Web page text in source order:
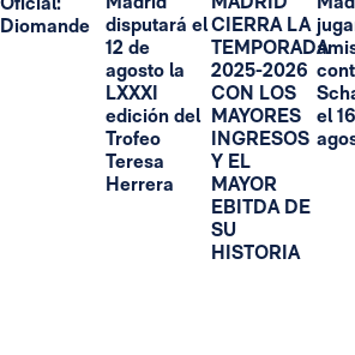
Diomande
disputará el
12 de
agosto la
LXXXI
edición del
Trofeo
Teresa
Herrera
CIERRA LA
TEMPORADA
2025-2026
CON LOS
MAYORES
INGRESOS
Y EL
MAYOR
EBITDA DE
SU
HISTORIA
el